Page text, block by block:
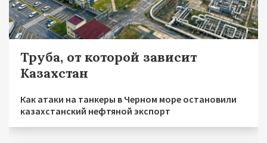
Труба, от которой зависит
Казахстан
Как атаки на танкеры в Черном море остановили
казахстанский нефтяной экспорт